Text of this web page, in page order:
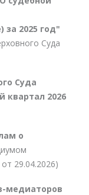
за 2025 год"
Суда
Суда
квартал 2026
о
29.04.2026)
медиаторов